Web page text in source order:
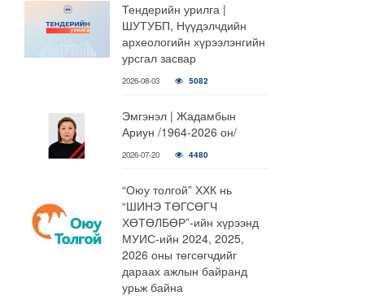
Тендерийн урилга |
ШУТУБП, Нүүдэлчдийн
археологийн хүрээлэнгийн
урсгал засвар
2026-08-03 5082
Эмгэнэл | Жадамбын
Ариун /1964-2026 он/
2026-07-20 4480
“Оюу толгой” ХХК нь
“ШИНЭ ТӨГСӨГЧ
ХӨТӨЛБӨР”-ийн хүрээнд
МУИС-ийн 2024, 2025,
2026 оны төгсөгчдийг
дараах ажлын байранд
урьж байна